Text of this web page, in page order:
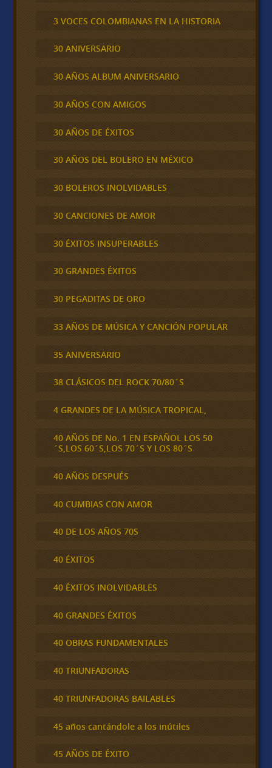
3 VOCES COLOMBIANAS EN LA HISTORIA
30 ANIVERSARIO
30 AÑOS ALBUM ANIVERSARIO
30 AÑOS CON AMIGOS
30 AÑOS DE ÉXITOS
30 AÑOS DEL BOLERO EN MÉXICO
30 BOLEROS INOLVIDABLES
30 CANCIONES DE AMOR
30 ÉXITOS INSUPERABLES
30 GRANDES ÉXITOS
30 PEGADITAS DE ORO
33 AÑOS DE MÚSICA Y CANCIÓN POPULAR
35 ANIVERSARIO
38 CLÁSICOS DEL ROCK 70/80´S
4 GRANDES DE LA MÚSICA TROPICAL,
40 AÑOS DE No. 1 EN ESPAÑOL LOS 50
´S,LOS 60´S,LOS 70´S Y LOS 80´S
40 AÑOS DESPUÉS
40 CUMBIAS CON AMOR
40 DE LOS AÑOS 70S
40 ÉXITOS
40 ÉXITOS INOLVIDABLES
40 GRANDES ÉXITOS
40 OBRAS FUNDAMENTALES
40 TRIUNFADORAS
40 TRIUNFADORAS BAILABLES
45 años cantándole a los inútiles
45 AÑOS DE ÉXITO